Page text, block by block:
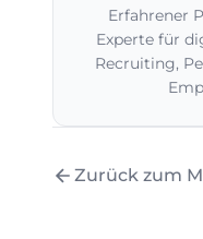
Erfahrener
Experte für
Recruiting,
Zurück zum